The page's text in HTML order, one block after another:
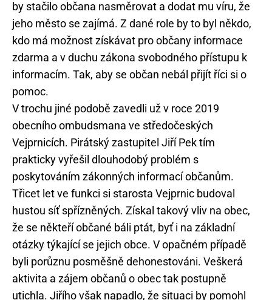
by stačilo občana nasměrovat a dodat mu víru, že
jeho město se zajímá. Z dané role by to byl někdo,
kdo má možnost získávat pro občany informace
zdarma a v duchu zákona svobodného přístupu k
informacím. Tak, aby se občan nebál přijít říci si o
pomoc.
V trochu jiné podobě zavedli už v roce 2019
obecního ombudsmana ve středočeských
Vejprnicích. Pirátský zastupitel Jiří Pek tím
prakticky vyřešil dlouhodobý problém s
poskytováním zákonných informací občanům.
Třicet let ve funkci si starosta Vejprnic budoval
hustou síť spřízněných. Získal takový vliv na obec,
že se někteří občané báli ptát, byť i na základní
otázky týkající se jejich obce. V opačném případě
byli porůznu posměšně dehonestováni. Veškerá
aktivita a zájem občanů o obec tak postupně
utichla. Jiřího však napadlo, že situaci by pomohl